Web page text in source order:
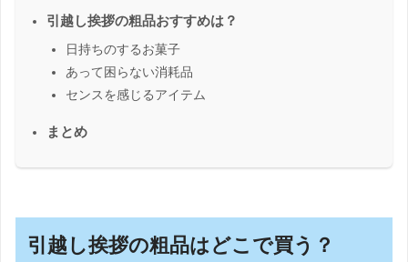
引越し挨拶の粗品おすすめは？
日持ちのするお菓子
あって困らない消耗品
センスを感じるアイテム
まとめ
引越し挨拶の粗品はどこで買う？